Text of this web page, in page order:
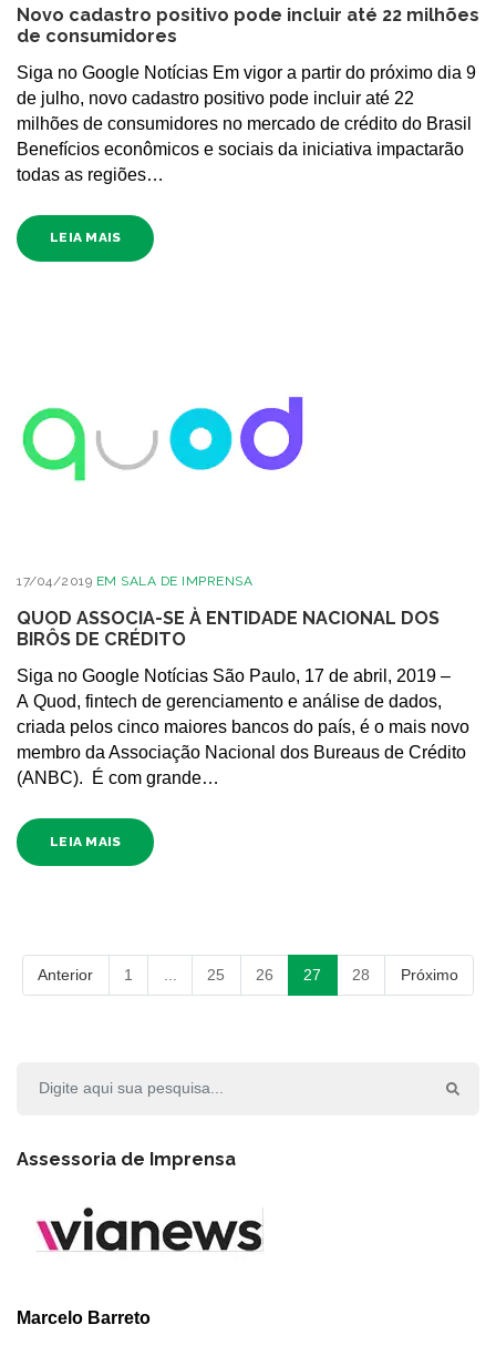
Novo cadastro positivo pode incluir até 22 milhões
de consumidores
Siga no Google Notícias Em vigor a partir do próximo dia 9
de julho, novo cadastro positivo pode incluir até 22
milhões de consumidores no mercado de crédito do Brasil
Benefícios econômicos e sociais da iniciativa impactarão
todas as regiões…
LEIA MAIS
17/04/2019 EM SALA DE IMPRENSA
QUOD ASSOCIA-SE À ENTIDADE NACIONAL DOS
BIRÔS DE CRÉDITO
Siga no Google Notícias São Paulo, 17 de abril, 2019 –
A Quod, fintech de gerenciamento e análise de dados,
criada pelos cinco maiores bancos do país, é o mais novo
membro da Associação Nacional dos Bureaus de Crédito
(ANBC). É com grande…
LEIA MAIS
Anterior 1 25 26 27 28 Próximo
Assessoria de Imprensa
Marcelo Barreto